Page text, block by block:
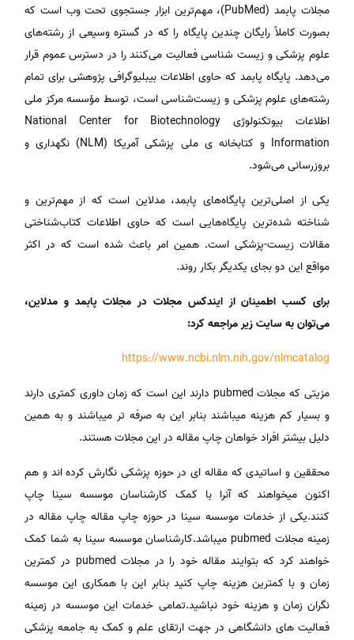
مجلات پابمد (PubMed)، مهم‌ترین ابزار جستجوی تحت وب است که
بصورت کاملاً رایگان چندین پایگاه‌ را که در گستره وسیعی از رشته‌های
علوم پزشکی و زیست شناسی فعالیت می‌کنند را در دسترس عموم قرار
می‌دهد. پایگاه پابمد که حاوی اطلاعات بیبلیوگرافی پژوهشی برای تمام
رشته‌های علوم پزشکی و زیست‌شناسی است، توسط مؤسسه مرکز ملی
اطلاعات بیوتکنولوژی National Center for Biotechnology
Information و کتابخانه ی ملی پزشکی آمریکا (NLM) نگهداری و
بروزرسانی می‌شود.
یکی از اصلی‌ترین پایگاه‌های پابمد، مدلاین است که از مهم‌ترین و
شناخته شده‌ترین پایگاه‌هایی است که حاوی اطلاعات کتاب‌شناختی
مقالات زیست-پزشکی است. همین امر باعث شده است که در اکثر
مواقع این دو بجای یکدیگر بکار روند.
برای کسب اطمینان از ایندکس مجلات در مجلات پابمد و مدلاین،
می‌توان به سایت زیر مراجعه کرد:
https://www.ncbi.nlm.nih.gov/nlmcatalog
مزیتی که مجلات pubmed دارند این است که زمان داوری کمتری دارند
و بسیار کم هزینه میباشند بنابر این به صرفه تر میباشند و به همین
دلیل بیشتر افراد خواهان چاپ مقاله در این مجلات هستند.
محققین و اساتیدی که مقاله ای در حوزه پزشکی نگارش کرده اند و هم
اکنون میخواهند که آنرا با کمک کارشناسان موسسه سینا چاپ
کنند.یکی از خدمات موسسه سینا در حوزه چاپ مقاله چاپ مقاله در
زمینه مجلات pubmed میباشد.کارشناسان موسسه سینا به شما کمک
خواهند کرد که بتوایند مقاله خود را در مجلات pubmed در کمترین
زمان و با کمترین هزینه چاپ کنید بنابر این با همکاری این موسسه
نگران زمان و هزینه خود نباشید.تمامی خدمات این موسسه در زمینه
فعالیت های دانشگاهی در جهت ارتقای علم و کمک به جامعه پزشکی